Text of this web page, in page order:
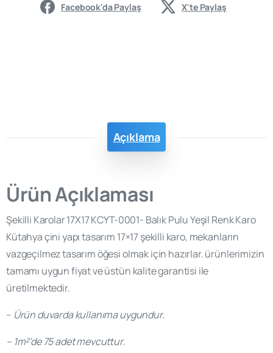
Facebook'da Paylaş X'te Paylaş
Açıklama
Ürün Açıklaması
Şekilli Karolar 17X17 KCYT-0001- Balık Pulu Yeşil Renk Karo
Kütahya çini yapı tasarım 17×17 şekilli karo, mekanların
vazgeçilmez tasarım öğesi olmak için hazırlar. ürünlerimizin
tamamı uygun fiyat ve üstün kalite garantisi ile
üretilmektedir.
– Ürün duvarda kullanıma uygundur.
– 1m²’de 75 adet mevcuttur.